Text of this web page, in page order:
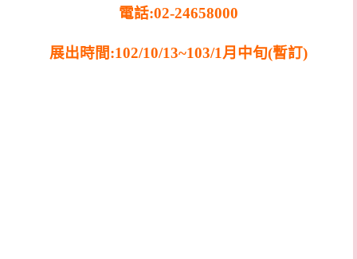
電話:02-24658000
展出時間:102/10/13~103/1月中旬(暫訂)